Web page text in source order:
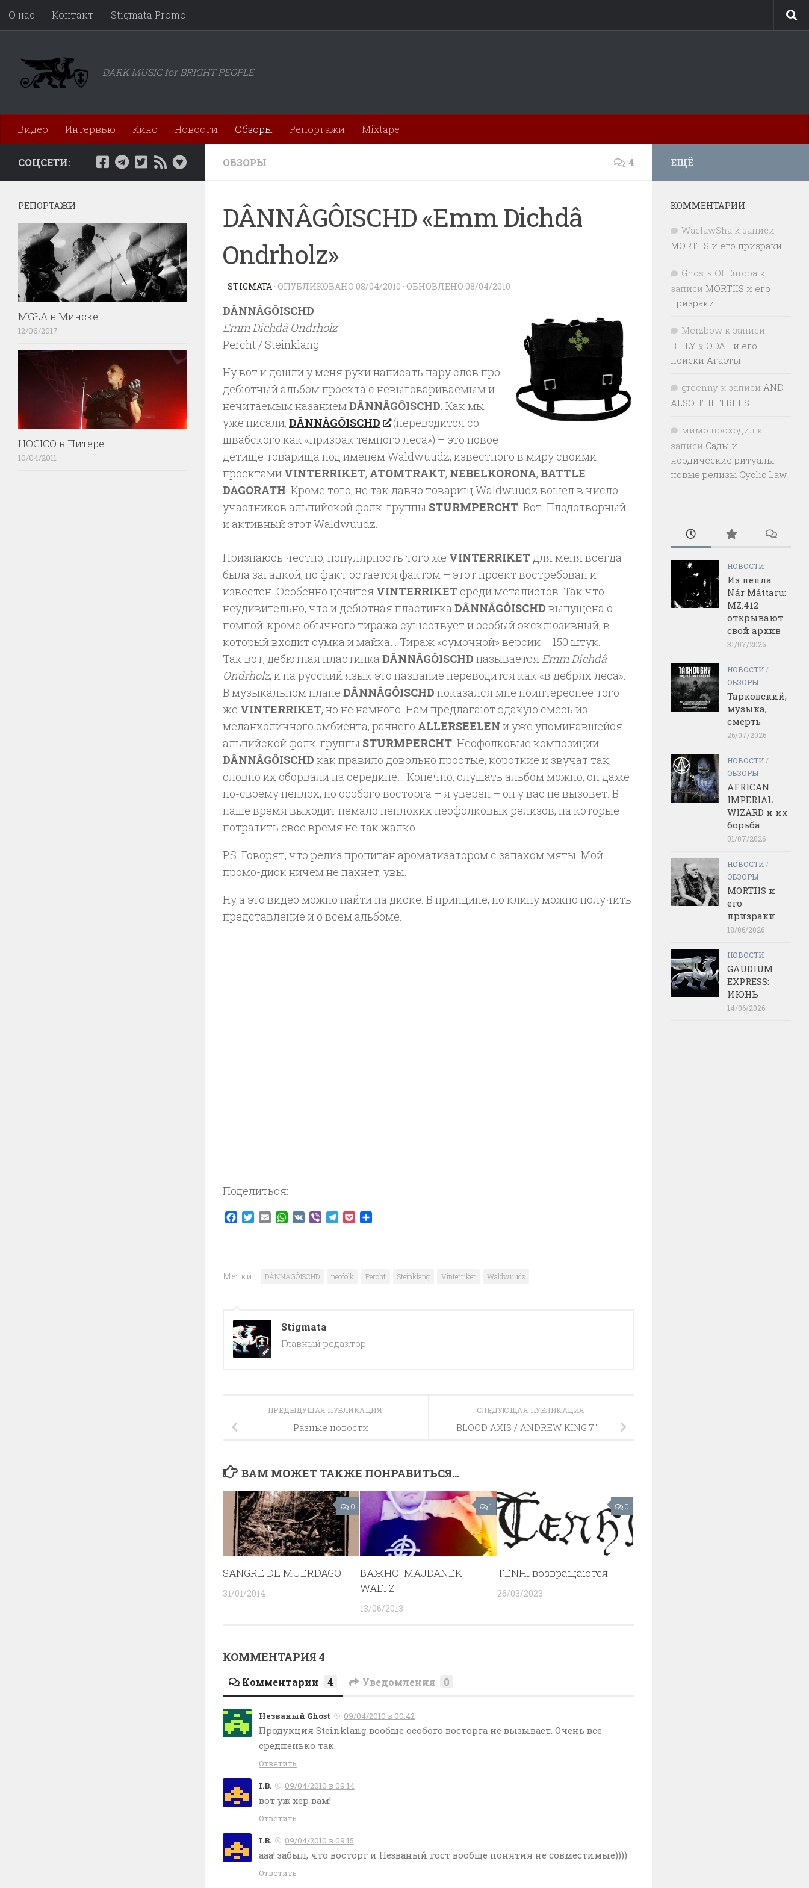
Перейти к содержимому
О нас Контакт Stigmata Promo
DARK MUSIC for BRIGHT PEOPLE
Видео Интервью Кино Новости Обзоры Репортажи Mixtape
ОБЗОРЫ 4
DÂNNÂGÔISCHD «Emm Dichdâ
Ondrholz»
- STIGMATA · ОПУБЛИКОВАНО 08/04/2010 · ОБНОВЛЕНО 08/04/2010
DÂNNÂGÔISCHD
Emm Dichdâ Ondrholz
Percht / Steinklang
Ну вот и дошли у меня руки написать пару слов про
дебютный альбом проекта c невыговариваемым и
нечитаемым назаниемDÂNNÂGÔISCHD. Как мы
уже писали, DÂNNÂGÔISCHD
(переводится со
швабского как «призрак темного леса») – это новое
детище товарища под именем Waldwuudz, известного в миру своими
проектами VINTERRIKET, ATOMTRAKT, NEBELKORONA, BATTLE
DAGORATH. Кроме того, не так давно товарищ Waldwuudz вошел в число
участников альпийской фолк-группы STURMPERCHT. Вот. Плодотворный
и активный этот Waldwuudz.
Признаюсь честно, популярность того же VINTERRIKET для меня всегда
была загадкой, но факт остается фактом – этот проект востребован и
известен. Особенно ценится VINTERRIKET среди металистов. Так что
неудивительно, что и дебютная пластинка DÂNNÂGÔISCHD выпущена с
помпой: кроме обычного тиража существует и особый эксклюзивный, в
который входит сумка и майка… Тираж «сумочной» версии – 150 штук.
Так вот, дебютная пластинка DÂNNÂGÔISCHD называетсяEmm Dichdâ
Ondrholz, и на русский язык это название переводится как «в дебрях леса».
В музыкальном плане DÂNNÂGÔISCHD показался мне поинтереснее того
же VINTERRIKET, но не намного. Нам предлагают эдакую смесь из
меланхоличного эмбиента, раннего ALLERSEELEN и уже упоминавшейся
альпийской фолк-группы STURMPERCHT. Неофолковые композиции
DÂNNÂGÔISCHD как правило довольно простые, короткие и звучат так,
словно их оборвали на середине… Конечно, слушать альбом можно, он даже
по-своему неплох, но особого восторга – я уверен – он у вас не вызовет. В
наше время выходит немало неплохих неофолковых релизов, на которые
потратить свое время не так жалко.
P.S. Говорят, что релиз пропитан ароматизатором с запахом мяты. Мой
промо-диск ничем не пахнет, увы.
Ну а это видео можно найти на диске. В принципе, по клипу можно получить
представление и о всем альбоме.
Поделиться:
Facebook
TwitterEmailWhatsApp
VK ViberTelegram
Pocket
Метки: DÂNNÂGÔISCHD neofolk Percht Steinklang Vinterriket Waldwuudz
Stigmata
Главный редактор
СЛЕДУЮЩАЯ ПУБЛИКАЦИЯ
BLOOD AXIS / ANDREW KING 7″
ПРЕДЫДУЩАЯ ПУБЛИКАЦИЯ
Разные новости
ВАМ МОЖЕТ ТАКЖЕ ПОНРАВИТЬСЯ...
0
SANGRE DE MUERDAGO
31/01/2014
1
ВАЖНО! MAJDANEK
WALTZ
13/06/2013
0
TENHI возвращаются
26/03/2023
КОММЕНТАРИЯ 4
Комментарии 4 Уведомления 0
Незваный Ghost 09/04/2010 в 00:42
Продукция Steinklang вообще особого восторга не вызывает. Очень все
средненько так.
Ответить
I.B. 09/04/2010 в 09:14
вот уж хер вам!
Ответить
I.B. 09/04/2010 в 09:15
ааа! забыл, что восторг и Незваный гост вообще понятия не совместимые))))
Ответить
СОЦСЕТИ:
РЕПОРТАЖИ
MGŁA в Минске
12/06/2017
HOCICO в Питере
10/04/2011
ЕЩЁ
КОММЕНТАРИИ
WaclawSha к записи
MORTIIS и его призраки
Ghosts Of Europa к
записи MORTIIS и его
призраки
Merzbow к записи
BILLY ᛟ ODAL и его
поиски Агарты
greenny к записи AND
ALSO THE TREES
мимо проходил к
записи Сады и
нордические ритуалы:
новые релизы Cyclic Law
НОВОСТИ
Из пепла
Nár Máttaru:
MZ.412
открывают
свой архив
31/07/2026
НОВОСТИ /
ОБЗОРЫ
Тарковский,
музыка,
смерть
26/07/2026
НОВОСТИ /
ОБЗОРЫ
AFRICAN
IMPERIAL
WIZARD и их
борьба
01/07/2026
НОВОСТИ /
ОБЗОРЫ
MORTIIS и
его
призраки
18/06/2026
НОВОСТИ
GAUDIUM
EXPRESS:
ИЮНЬ
14/06/2026